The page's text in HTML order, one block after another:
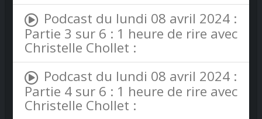
Podcast du lundi 08 avril 2024 :
Partie 3 sur 6 : 1 heure de rire avec
Christelle Chollet :
Podcast du lundi 08 avril 2024 :
Partie 4 sur 6 : 1 heure de rire avec
Christelle Chollet :